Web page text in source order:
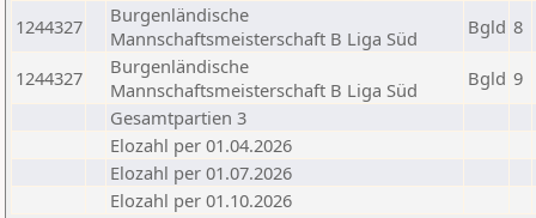
1244327
Burgenländische
Mannschaftsmeisterschaft B Liga Süd
Bgld 8
1244327
Burgenländische
Mannschaftsmeisterschaft B Liga Süd
Bgld 9
Gesamtpartien 3
Elozahl per 01.04.2026
Elozahl per 01.07.2026
Elozahl per 01.10.2026